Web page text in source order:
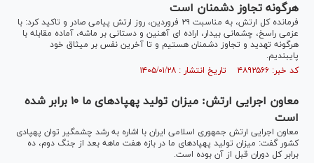
هرگونه تجاوز دشمنان است
فرمانده کل ارتش، به مناسبت ۲۹ فروردین، روز ارتش پیامی صادر و تاکید کرد: با
عزمی راسخ، چشمانی بیدار، اراده ای آهنین و دستانی بر ماشه، آماده مقابله با
هرگونه تهدید و تجاوز دشمنان هستیم و تا آخرین نفس بر میثاق خود
پایبندیم.
کد خبر: ۴۸۹۲۵۶۶ تاریخ انتشار : ۱۴۰۵/۰۱/۲۸
معاون اجرایی ارتش: میزان تولید پهپاد‌های ما ۱۰ برابر شده
است
معاون اجرایی ارتش جمهوری اسلامی ایران با اشاره به رشد چشمگیر توان پهپادی
کشور گفت: میزان تولید پهپادهای ما در بازه هفت ماهه بعد از جنگ دوم، ده
برابر کل دوران قبل از آن بوده است.